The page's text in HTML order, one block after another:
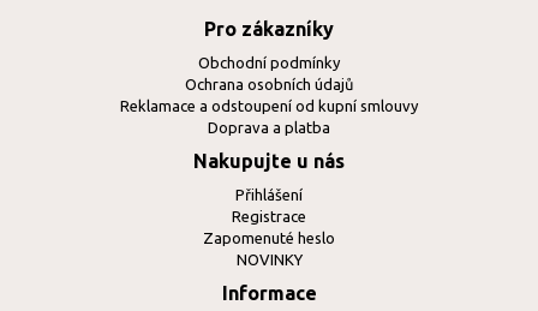
Pro zákazníky
Obchodní podmínky
Ochrana osobních údajů
Reklamace a odstoupení od kupní smlouvy
Doprava a platba
Nakupujte u nás
Přihlášení
Registrace
Zapomenuté heslo
NOVINKY
Informace